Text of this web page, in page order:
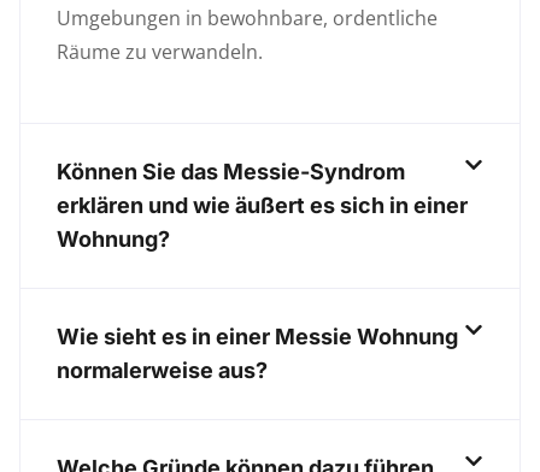
Umgebungen in bewohnbare, ordentliche
Räume zu verwandeln.
Können Sie das Messie-Syndrom
erklären und wie äußert es sich in einer
Wohnung?
Wie sieht es in einer Messie Wohnung
normalerweise aus?